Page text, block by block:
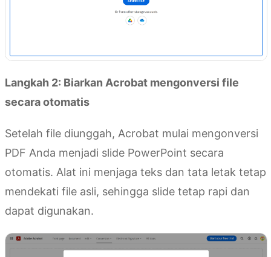
Langkah 2: Biarkan Acrobat mengonversi file
secara otomatis
Setelah file diunggah, Acrobat mulai mengonversi
PDF Anda menjadi slide PowerPoint secara
otomatis. Alat ini menjaga teks dan tata letak tetap
mendekati file asli, sehingga slide tetap rapi dan
dapat digunakan.